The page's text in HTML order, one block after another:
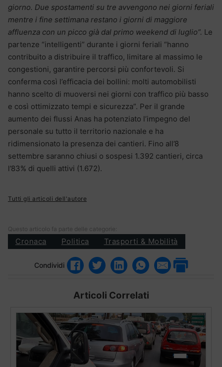
giorno. Due spostamenti su tre avvengono nei giorni feriali
mentre i fine settimana restano i giorni di maggiore
affluenza con un picco già dal primo weekend di luglio”. Le
partenze “intelligenti” durante i giorni feriali “hanno
contribuito a distribuire il traffico, limitare al massimo le
congestioni, garantire percorsi più confortevoli. Si
conferma così l’efficacia dei bollini: molti automobilisti
hanno scelto di muoversi nei giorni con traffico più basso
e così ottimizzato tempi e sicurezza”. Per il grande
aumento dei flussi Anas ha potenziato l’impegno del
personale su tutto il territorio nazionale e ha
ridimensionato la presenza dei cantieri. Fino all’8
settembre saranno chiusi o sospesi 1.392 cantieri, circa
l’83% di quelli attivi (1.672).
Tutti gli articoli dell'autore
Questo articolo fa parte delle categorie:
Cronaca Politica Trasporti & Mobilità
Condividi
Articoli Correlati